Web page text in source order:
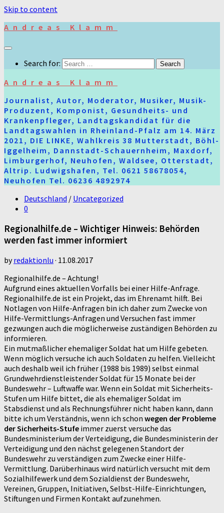
Skip to content
Andreas Klamm
Search for:
Andreas Klamm
Journalist, Autor, Moderator, Musiker, Musik-
Produzent, Komponist, Gesundheits- und
Krankenpfleger, Landtagskandidat für die
Landtagswahlen in Rheinland-Pfalz am 14. März
2021, DIE LINKE, Wahlkreis 38 Mutterstadt, Böhl-
Iggelheim, Dannstadt-Schauernheim, Maxdorf,
Limburgerhof, Neuhofen, Waldsee, Otterstadt,
Altrip. Ludwigshafen, Tel. 0621 58678054,
Neuhofen Tel. 06236 4892974
Deutschland / Uncategorized
0
Regionalhilfe.de – Wichtiger Hinweis: Behörden
werden fast immer informiert
byredaktionlu · 11.08.2017
Regionalhilfe.de – Achtung!
Aufgrund eines aktuellen Vorfalls bei einer Hilfe-Anfrage.
Regionalhilfe.de ist ein Projekt, das im Ehrenamt hilft. Bei
Notlagen von Hilfe-Anfragen bin ich daher zum Zwecke von
Hilfe-Vermittlungs-Anfragen und Versuchen fast immer
gezwungen auch die möglicherweise zuständigen Behörden zu
informieren.
Ein mutmaßlicher ehemaliger Soldat hat um Hilfe gebeten.
Wenn möglich versuche ich auch Soldaten zu helfen. Vielleicht
auch deshalb weil ich früher (1988 bis 1989) selbst einmal
Grundwehrdienstleistender Soldat für 15 Monate bei der
Bundeswehr – Luftwaffe war. Wenn ein Soldat mit Sicherheits-
Stufen um Hilfe bittet, die als ehemaliger Soldat im
Stabsdienst und als Rechnungsführer nicht haben kann, dann
bitte ich um Verständnis, wenn ich schon wegen der Probleme
der Sicherheits-Stufe immer zuerst versuche das
Bundesministerium der Verteidigung, die Bundesministerin der
Verteidigung und den nächst gelegenen Standort der
Bundeswehr zu verständigen zum Zwecke einer Hilfe-
Vermittlung. Darüberhinaus wird natürlich versucht mit dem
Sozialhilfewerk und dem Sozialdienst der Bundeswehr,
Vereinen, Gruppen, Initiativen, Selbst-Hilfe-Einrichtungen,
Stiftungen und Firmen Kontakt aufzunehmen.